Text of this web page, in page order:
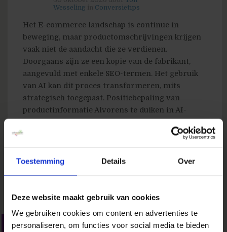
Toestemming Details Over
Deze website maakt gebruik van cookies
We gebruiken cookies om content en advertenties te
personaliseren, om functies voor social media te bieden
Wesseling
Conversietips
Het E-commerce landschap is continue in
beweging, maar productomschrijvingen krijgen
vaak niet de aandacht die ze verdienen.
Doorgaans zijn ze een kopie van de fabrikant,
aangevuld met enkele SEO-termen. Het gebruik
van AI kan dit proces transformeren, mits
strategisch toegepast. Positiebepaling van
productinformatie Alvorens te duiken in AI-
essentieel...
productomschrijvingen: een route naar betere
Webanalisten.nl live !